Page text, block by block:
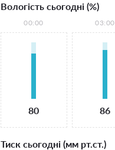
Вологість сьогодні (%)
00:00
80
03:00
86
Тиск сьогодні (мм рт.ст.)